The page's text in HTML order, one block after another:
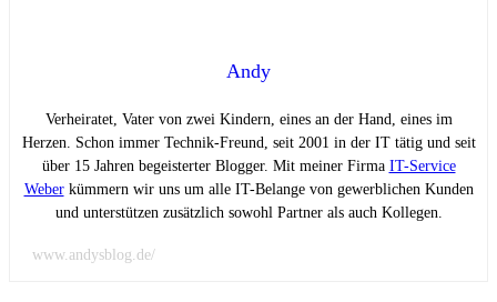
Andy
Verheiratet, Vater von zwei Kindern, eines an der Hand, eines im
Herzen. Schon immer Technik-Freund, seit 2001 in der IT tätig und seit
über 15 Jahren begeisterter Blogger. Mit meiner Firma IT-Service
Weberkümmern wir uns um alle IT-Belange von gewerblichen Kunden
und unterstützen zusätzlich sowohl Partner als auch Kollegen.
www.andysblog.de/